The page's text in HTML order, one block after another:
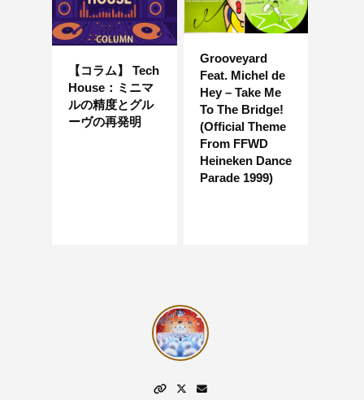
【コラム】 Tech
House：ミニマ
ルの精度とグル
ーヴの再発明
Grooveyard
Feat. Michel de
Hey – Take Me
To The Bridge!
(Official Theme
From FFWD
Heineken Dance
Parade 1999)